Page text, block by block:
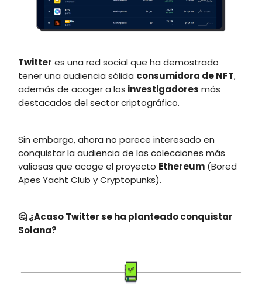
Twitter es una red social que ha demostrado
tener una audiencia sólida consumidora de NFT,
además de acoger a los investigadores más
destacados del sector criptográfico.
Sin embargo, ahora no parece interesado en
conquistar la audiencia de las colecciones más
valiosas que acoge el proyecto Ethereum (Bored
Apes Yacht Club y Cryptopunks).
🤔 ¿Acaso Twitter se ha planteado conquistar
Solana?